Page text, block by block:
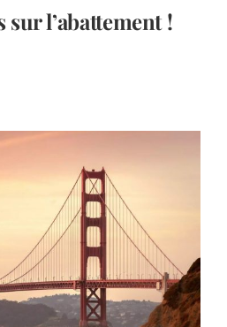
sur l’abattement !